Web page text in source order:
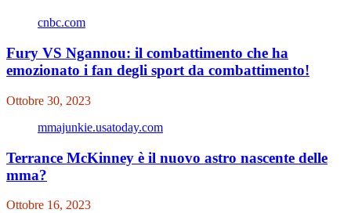
cnbc.com
Fury VS Ngannou: il combattimento che ha
emozionato i fan degli sport da combattimento!
Ottobre 30, 2023
mmajunkie.usatoday.com
Terrance McKinney è il nuovo astro nascente delle
mma?
Ottobre 16, 2023